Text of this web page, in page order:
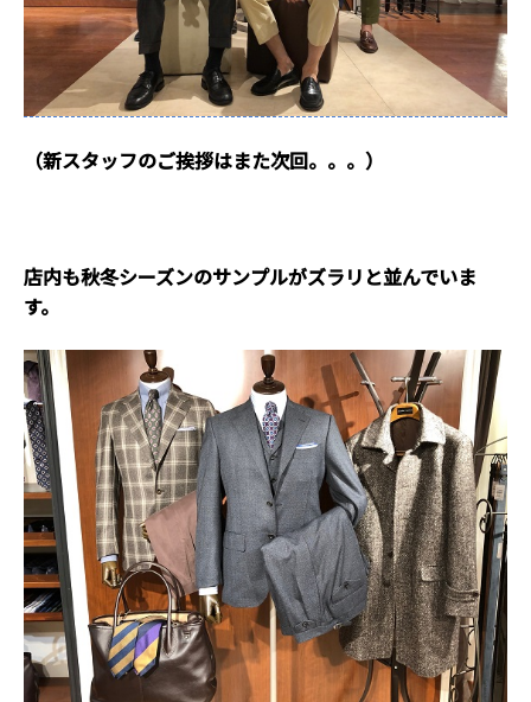
（新スタッフのご挨拶はまた次回。。。）
店内も秋冬シーズンのサンプルがズラリと並んでいま
す。